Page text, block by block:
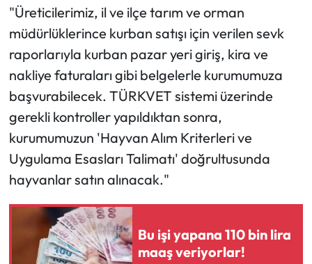
"Üreticilerimiz, il ve ilçe tarım ve orman
müdürlüklerince kurban satışı için verilen sevk
raporlarıyla kurban pazar yeri giriş, kira ve
nakliye faturaları gibi belgelerle kurumumuza
başvurabilecek. TÜRKVET sistemi üzerinde
gerekli kontroller yapıldıktan sonra,
kurumumuzun 'Hayvan Alım Kriterleri ve
Uygulama Esasları Talimatı' doğrultusunda
hayvanlar satın alınacak."
Bu işi yapana 110 bin lira
maaş veriyorlar!